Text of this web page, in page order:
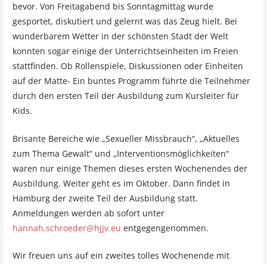
bevor. Von Freitagabend bis Sonntagmittag wurde
gesportet, diskutiert und gelernt was das Zeug hielt. Bei
wunderbarem Wetter in der schönsten Stadt der Welt
konnten sogar einige der Unterrichtseinheiten im Freien
stattfinden. Ob Rollenspiele, Diskussionen oder Einheiten
auf der Matte- Ein buntes Programm führte die Teilnehmer
durch den ersten Teil der Ausbildung zum Kursleiter für
Kids.
Brisante Bereiche wie „Sexueller Missbrauch“, „Aktuelles
zum Thema Gewalt“ und „Interventionsmöglichkeiten“
waren nur einige Themen dieses ersten Wochenendes der
Ausbildung. Weiter geht es im Oktober. Dann findet in
Hamburg der zweite Teil der Ausbildung statt.
Anmeldungen werden ab sofort unter
hannah.schroeder@hjjv.eu entgegengenommen.
Wir freuen uns auf ein zweites tolles Wochenende mit